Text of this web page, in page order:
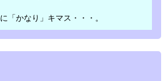
「かなり」キマス・・・。